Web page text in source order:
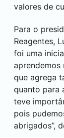
valores de
Para o
Reagentes,
foi uma
aprendemos
que agrega
quanto para
teve
pois
abrigados”,